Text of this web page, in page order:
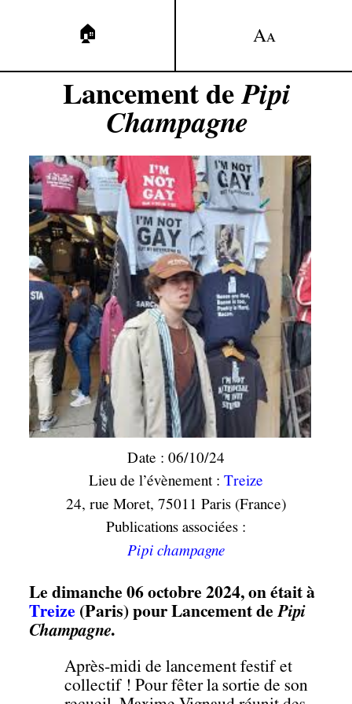
🏠 AA
Lancement de Pipi
Champagne
Date : 06/10/24
Lieu de l’évènement : Treize
24, rue Moret, 75011 Paris (France)
Publications associées :
Pipi champagne
Le dimanche 06 octobre 2024, on était à
Treize (Paris) pour Lancement de Pipi
Champagne.
Après-midi de lancement festif et
collectif ! Pour fêter la sortie de son